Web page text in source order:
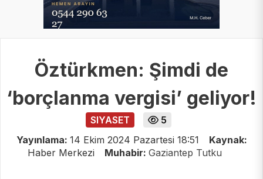
Öztürkmen: Şimdi de
‘borçlanma vergisi’ geliyor!
SIYASET
5
Yayınlama: 14 Ekim 2024 Pazartesi 18:51
Kaynak:
Haber Merkezi
Muhabir: Gaziantep Tutku